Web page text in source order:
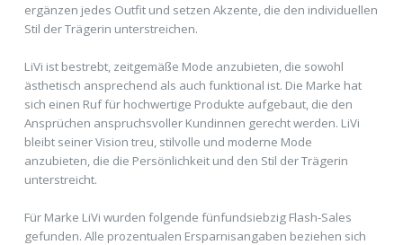
ergänzen jedes Outfit und setzen Akzente, die den individuellen
Stil der Trägerin unterstreichen.
LiVi ist bestrebt, zeitgemäße Mode anzubieten, die sowohl
ästhetisch ansprechend als auch funktional ist. Die Marke hat
sich einen Ruf für hochwertige Produkte aufgebaut, die den
Ansprüchen anspruchsvoller Kundinnen gerecht werden. LiVi
bleibt seiner Vision treu, stilvolle und moderne Mode
anzubieten, die die Persönlichkeit und den Stil der Trägerin
unterstreicht.
Für Marke LiVi wurden folgende fünfundsiebzig Flash-Sales
gefunden. Alle prozentualen Ersparnisangaben beziehen sich